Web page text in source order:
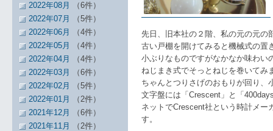
先日、旧本社の２階、私の元の元の
古い戸棚を開けてみると機械式の置
小ぶりなものですがなかなか味わい
ねじまき式でそっとねじを巻いてみ
ちゃんとつりさげのおもりが回り、
文字盤には「Crescent」と「
ネットでCrescent社という時計メー
す。
2022年08月
（6件）
2022年07月
（5件）
2022年06月
（4件）
2022年05月
（4件）
2022年04月
（4件）
2022年03月
（6件）
2022年02月
（5件）
2022年01月
（2件）
2021年12月
（6件）
2021年11月
（2件）